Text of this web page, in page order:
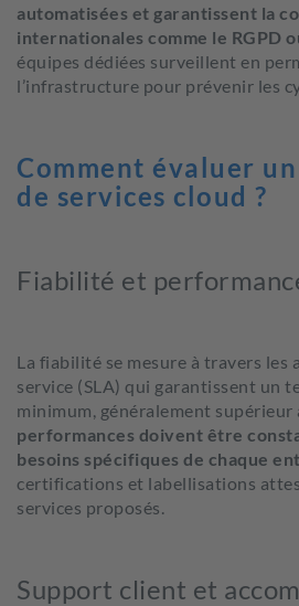
automatisées et garantissent la
internationales comme le RGPD
équipes dédiées surveillent en
l’infrastructure pour prévenir les
Comment évaluer
de services cloud ?
Fiabilité et
La fiabilité se mesure à travers les
service (SLA) qui garantissent un
minimum, généralement supérieur
performances doivent être
besoins spécifiques de chaque
certifications et labellisations
services proposés.
Support client et